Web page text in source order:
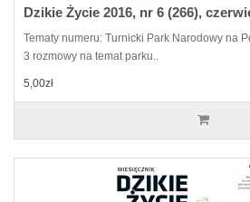
Dzikie Życie 2016, nr 6 (266),
Tematy numeru: Turnicki Park Narodowy na
3 rozmowy na temat parku..
5,00zł